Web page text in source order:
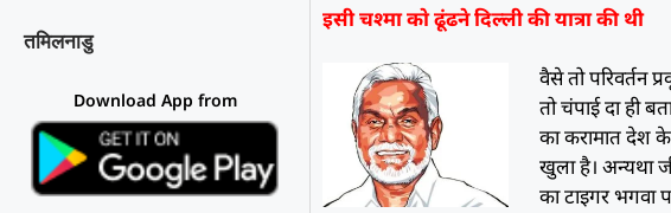
तमिलनाडु
Download App from
इसी चश्मा काे ढूंढने दिल्ली की यात्रा की थी
वैसे तो परिवर्तन
तो चंपाई दा ही
का करामात देश के
खुला है। अन्यथा
का टाइगर भगवा